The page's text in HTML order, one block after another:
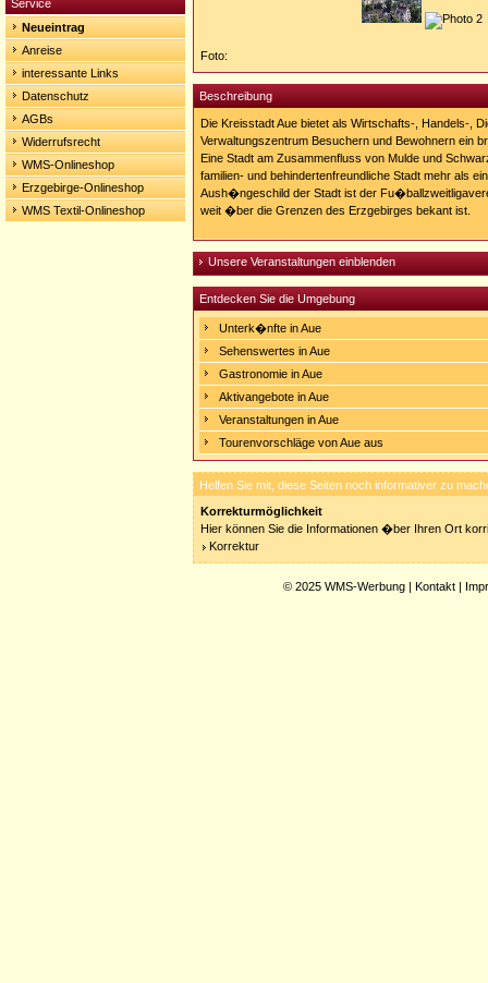
Service
Neueintrag
Anreise
interessante Links
Datenschutz
AGBs
Widerrufsrecht
WMS-Onlineshop
Erzgebirge-Onlineshop
WMS Textil-Onlineshop
Foto:
Beschreibung
Die Kreisstadt Aue bietet als Wirtschafts-, Handels-,
Verwaltungszentrum Besuchern und Bewohnern ein
Eine Stadt am Zusammenfluss von Mulde und
familien- und behindertenfreundliche Stadt mehr als
Aush�ngeschild der Stadt ist der
weit �ber die Grenzen des Erzgebirges bekant ist.
Unsere Veranstaltungen einblenden
Entdecken Sie die Umgebung
Unterk�nfte in Aue
Sehenswertes in Aue
Gastronomie in Aue
Aktivangebote in Aue
Veranstaltungen in Aue
Tourenvorschläge von Aue aus
Helfen Sie mit, diese Seiten noch informativer zu
Korrekturmöglichkeit
Hier können Sie die Informationen �ber Ihren Ort
Korrektur
© 2025 WMS-Werbung | Kontakt |